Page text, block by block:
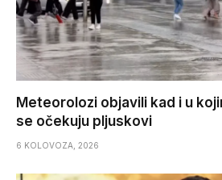
Meteorolozi objavili kad i u
se očekuju pljuskovi
6 KOLOVOZA, 2026